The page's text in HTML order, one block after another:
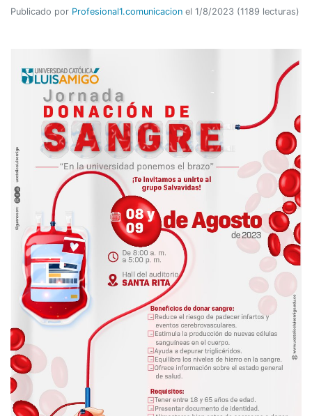
Publicado por Profesional1.comunicacion el 1/8/2023 (1189 lecturas)